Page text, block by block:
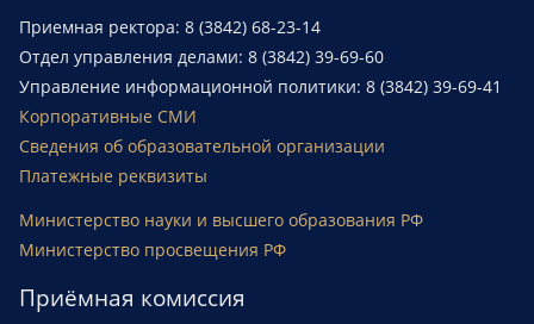
Приемная ректора: 8 (3842) 68-23-14
Отдел управления делами: 8 (3842) 39-69-60
Управление информационной политики: 8 (3842) 39-69-41
Корпоративные СМИ
Сведения об образовательной организации
Платежные реквизиты
Министерство науки и высшего образования РФ
Министерство просвещения РФ
Приёмная комиссия